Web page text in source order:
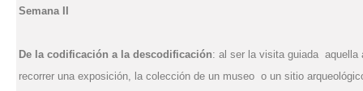
Semana II
De la codificación a la descodificación: al ser la visita guiada aquella
recorrer una exposición, la colección de un museo o un sitio